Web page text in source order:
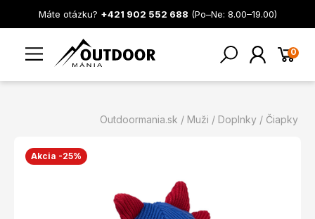
Máte otázku? +421 902 552 688 (Po–Ne: 8.00–19.00)
0
Outdoormania.sk Muži Doplnky Čiapky
Akcia -25%